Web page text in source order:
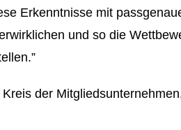
Erkenntnisse mit
und so die
der